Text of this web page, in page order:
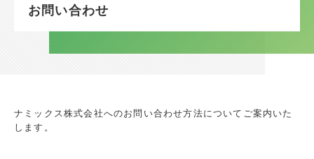
お問い合わせ
ナミックス株式会社へのお問い合わせ方法についてご案内いた
します。